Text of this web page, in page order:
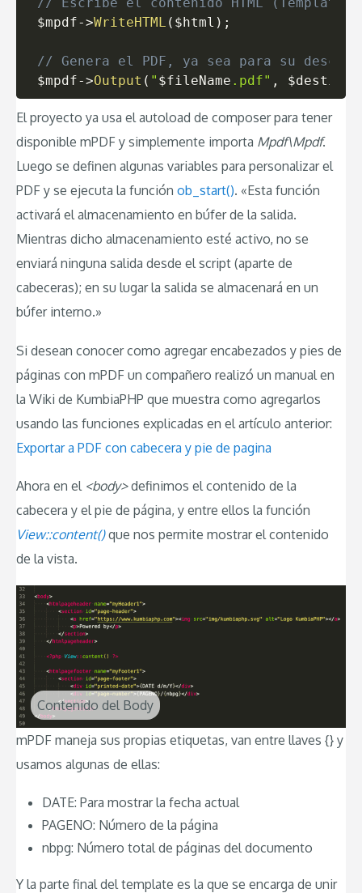
$mpdf->WriteHTML ( $html ) ;
// Genera el PDF, ya sea para su
$mpdf->Output ( " $fileName .pdf" ,
El proyecto ya usa el autoload de composer para tener
disponible mPDF y simplemente importa Mpdf\Mpdf.
Luego se definen algunas variables para personalizar el
PDF y se ejecuta la función ob_start(). «Esta función
activará el almacenamiento en búfer de la salida.
Mientras dicho almacenamiento esté activo, no se
enviará ninguna salida desde el script (aparte de
cabeceras); en su lugar la salida se almacenará en un
búfer interno.»
Si desean conocer como agregar encabezados y pies de
páginas con mPDF un compañero realizó un manual en
la Wiki de KumbiaPHP que muestra como agregarlos
usando las funciones explicadas en el artículo anterior:
Exportar a PDF con cabecera y pie de pagina
Ahora en el <body>definimos el contenido de la
cabecera y el pie de página, y entre ellos la función
View::content()que nos permite mostrar el contenido
de la vista.
Contenido del Body
mPDF maneja sus propias etiquetas, van entre llaves {} y
usamos algunas de ellas:
DATE: Para mostrar la fecha actual
PAGENO: Número de la página
nbpg: Número total de páginas del documento
Y la parte final del template es la que se encarga de unir